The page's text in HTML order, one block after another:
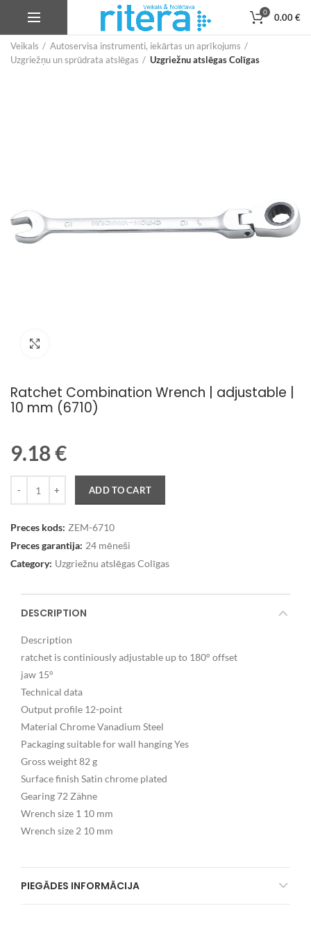
0 0.00€
Veikals
Autoservisa instrumenti, iekārtas un aprīkojums
Uzgriežņu un sprūdrata atslēgas
Uzgriežnu atslēgas Colīgas
Ratchet Combination Wrench | adjustable |
10 mm (6710)
9.18€
ADD TO CART
Preces kods: ZEM-6710
Preces garantija: 24 mēneši
Category: Uzgriežnu atslēgas Colīgas
DESCRIPTION
Description
ratchet is continiously adjustable up to 180° offset
jaw 15°
Technical data
Output profile 12-point
Material Chrome Vanadium Steel
Packaging suitable for wall hanging Yes
Gross weight 82 g
Surface finish Satin chrome plated
Gearing 72 Zähne
Wrench size 1 10 mm
Wrench size 2 10 mm
PIEGĀDES INFORMĀCIJA